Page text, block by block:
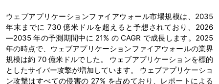
ウェブアプリケーションファイアウォール市場規模は、2035
年末までに 730 億米ドルを超えると予想されており、2026
―2035 年の予測期間中に 21% の CAGR で成長します。2025
年の時点で、ウェブアプリケーションファイアウォールの業界
規模は約 70 億米ドルでした。 ウェブアプリケーションを標的
としたサイバー攻撃が増加しています。 ウェブアプリケーショ
ン攻撃はすべての侵害の 27% を占めており、レポートによる